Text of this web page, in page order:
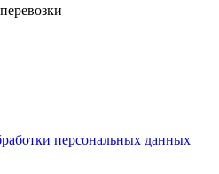
персональных данных